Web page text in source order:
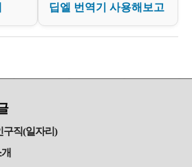
딥엘 번역기 사용해보고
구직(일자리)